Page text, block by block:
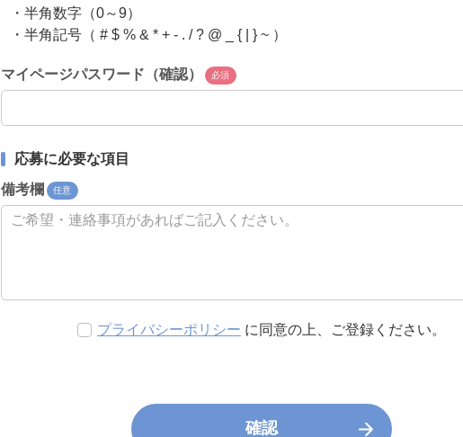
・半角数字（0～9）
・半角記号（ # $ % & * + - . / ? @ _ { | } ~ ）
マイページパスワード（確認） 必須
応募に必要な項目
備考欄
任意
プライバシーポリシー に同意の上、ご登録ください。
確認